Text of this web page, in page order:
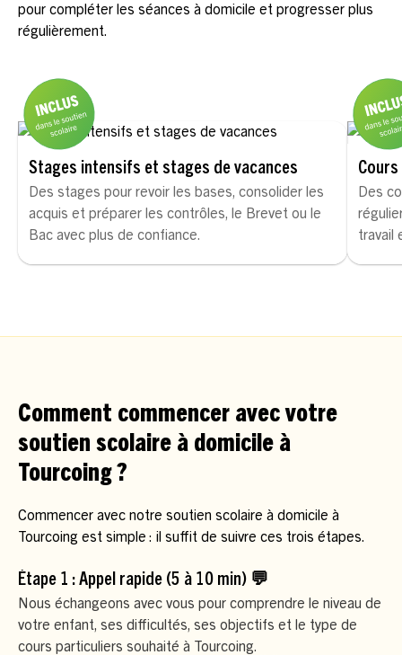
pour compléter les séances à domicile et progresser plus
régulièrement.
Stages intensifs et stages de vacances
Des stages pour revoir les bases, consolider les
acquis et préparer les contrôles, le Brevet ou le
Bac avec plus de confiance.
Des
travail
Comment commencer avec votre
soutien scolaire à domicile à
Tourcoing ?
Commencer avec notre soutien scolaire à domicile à
Tourcoing est simple : il suffit de suivre ces trois étapes.
Étape 1 : Appel rapide (5 à 10 min) 💬
Nous échangeons avec vous pour comprendre le niveau de
votre enfant, ses difficultés, ses objectifs et le type de
cours particuliers souhaité à Tourcoing.